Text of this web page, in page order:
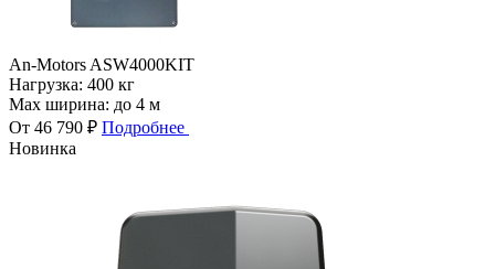
An-Motors ASW4000KIT
Нагрузка: 400 кг
Max ширина: до 4 м
От 46 790 ₽ Подробнее
Новинка